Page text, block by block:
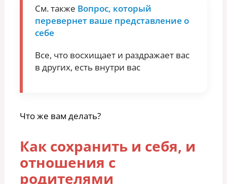
См. также Вопрос, который
перевернет ваше представление о
себе
Все, что восхищает и раздражает вас
в других, есть внутри вас
Что же вам делать?
Как сохранить и себя, и
отношения с
родителями